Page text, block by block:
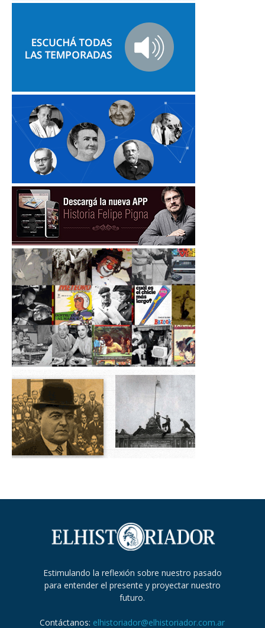
Estimulando la reflexión sobre nuestro pasado
para entender el presente y proyectar nuestro
futuro.
Contáctanos: elhistoriador@elhistoriador.com.ar